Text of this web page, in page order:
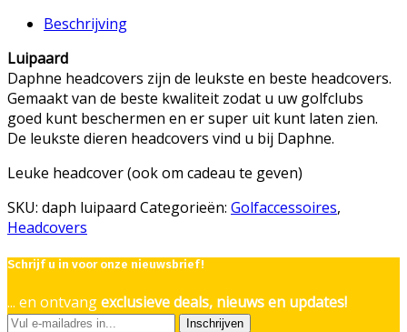
Beschrijving
Luipaard
Daphne headcovers zijn de leukste en beste headcovers.
Gemaakt van de beste kwaliteit zodat u uw golfclubs
goed kunt beschermen en er super uit kunt laten zien.
De leukste dieren headcovers vind u bij Daphne.
Leuke headcover (ook om cadeau te geven)
SKU: daph luipaard Categorieën: Golfaccessoires,
Headcovers
Schrijf u in voor onze nieuwsbrief!
... en ontvangexclusieve deals, nieuws en updates!
Inschrijven